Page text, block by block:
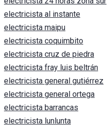
electricista al instante
electricista maipu
electricista coquimbito
electricista cruz de piedra
electricista fray luis beltrán
electricista general gutiérrez
electricista general ortega
electricista barrancas
electricista lunlunta